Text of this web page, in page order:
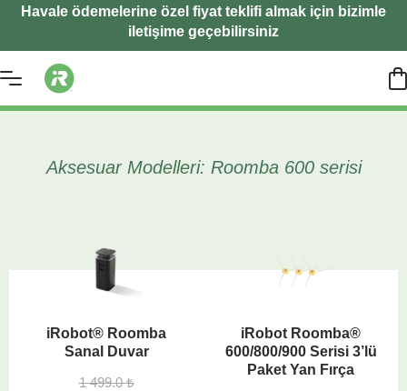
Havale ödemelerine özel fiyat teklifi almak için bizimle
iletişime geçebilirsiniz
Aksesuar Modelleri: Roomba 600 serisi
iRobot® Roomba
Sanal Duvar
1 499.0₺
iRobot Roomba®
600/800/900 Serisi 3’lü
Paket Yan Fırça